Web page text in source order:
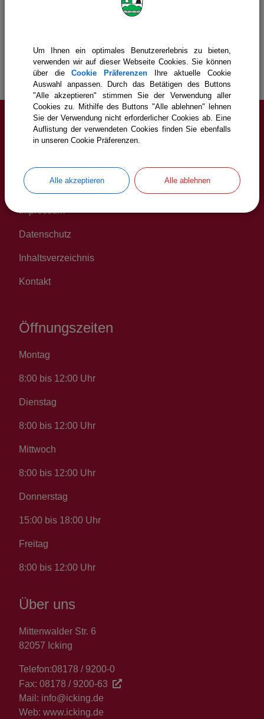
Seismische Messungen
Bay. Förderprogramm Breitbandausbau
Abschließende Projektbeschreibung
Service
Erklärung zur Barrierefreiheit
Impressum
Datenschutz
Inhaltsverzeichnis
Kontakt
Öffnungszeiten
Montag
8:00 bis 12:00 Uhr
Dienstag
8:00 bis 12:00 Uhr
Mittwoch
8:00 bis 12:00 Uhr
Donnerstag
15:00 bis 18:00 Uhr
Freitag
8:00 bis 12:00 Uhr
Über uns
Mittenwalder Str. 6
82057 Icking
Telefon:08178 / 9200-0
Fax: 08178 / 9200-63
Mail: info@icking.de
Web: www.icking.de
Um Ihnen ein optimales Benutzererlebnis zu bieten,
verwenden wir auf dieser Webseite Cookies. Sie können
über dieCookie Präferenzen Ihre aktuelle Cookie
Auswahl anpassen. Durch das Betätigen des Buttons
"Alle akzeptieren" stimmen Sie der Verwendung aller
Cookies zu. Mithilfe des Buttons "Alle ablehnen" lehnen
Sie der Verwendung nicht erforderlicher Cookies ab. Eine
Auflistung der verwendeten Cookies finden Sie ebenfalls
in unseren Cookie Präferenzen.
Alle akzeptieren Alle ablehnen